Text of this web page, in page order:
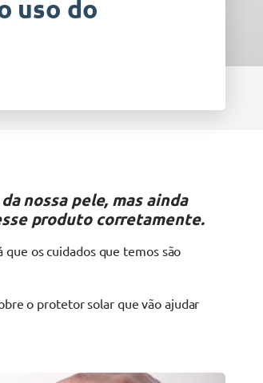
uso do
nossa pele, mas ainda
produto corretamente.
que os cuidados que temos são
o protetor solar que vão ajudar